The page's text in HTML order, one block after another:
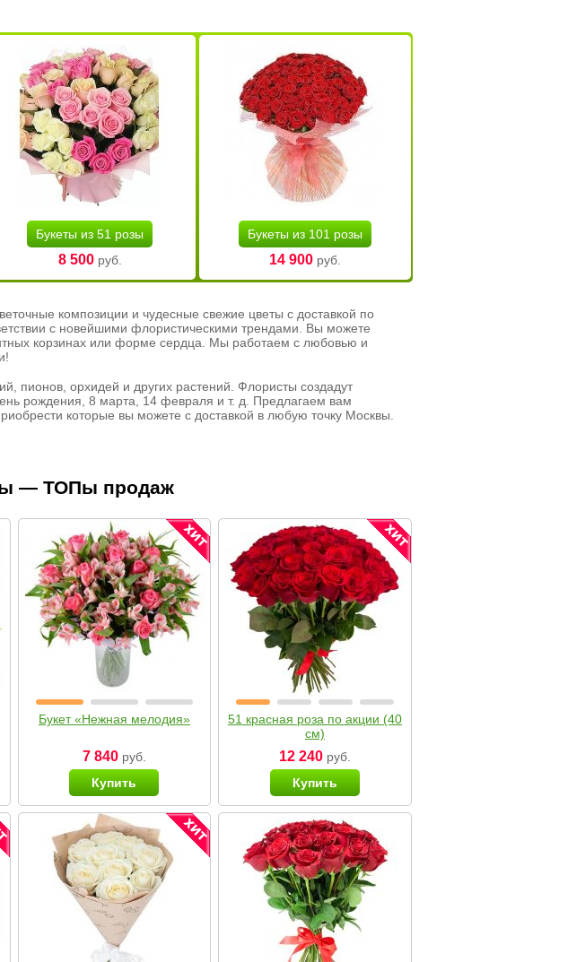
Букеты из 51 розы
8 500руб.
Букеты из 101 розы
14 900руб.
композиции и чудесные свежие цветы с доставкой по
с новейшими флористическими трендами. Вы можете
корзинах или форме сердца. Мы работаем с любовью и
пионов, орхидей и других растений. Флористы создадут
рождения, 8 марта, 14 февраля и т. д. Предлагаем вам
которые вы можете с доставкой в любую точку Москвы.
— ТОПы продаж
Букет «Нежная мелодия»
7 840руб.
Купить
51 красная роза по акции (40
см)
12 240 руб.
Купить